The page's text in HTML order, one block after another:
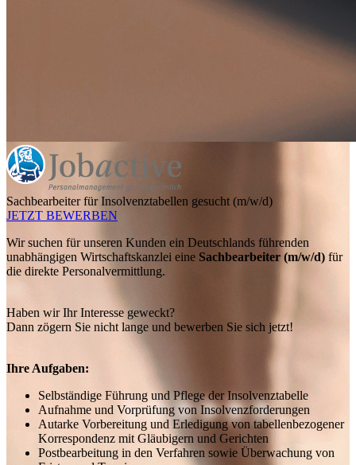
Sachbearbeiter für Insolvenztabellen gesucht (m/w/d)
JETZT BEWERBEN
Wir suchen für unseren Kunden ein Deutschlands führenden
unabhängigen Wirtschaftskanzlei eine Sachbearbeiter (m/w/d) für
die direkte Personalvermittlung.
Haben wir Ihr Interesse geweckt?
Dann zögern Sie nicht lange und bewerben Sie sich jetzt!
Ihre Aufgaben:
Selbständige Führung und Pflege der Insolvenztabelle
Aufnahme und Vorprüfung von Insolvenzforderungen
Autarke Vorbereitung und Erledigung von tabellenbezogener
Korrespondenz mit Gläubigern und Gerichten
Postbearbeitung in den Verfahren sowie Überwachung von